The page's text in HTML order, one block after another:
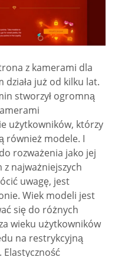
z kamerami dla
działa już od kilku lat.
stworzył ogromną
użytkowników, którzy
również modele. I
rozważenia jako jej
najważniejszych
uwagę, jest
Wiek modeli jest
się do różnych
wieku użytkowników
na restrykcyjną